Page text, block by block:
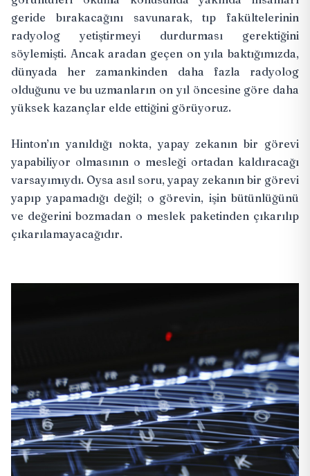
geride bırakacağını savunarak, tıp fakültelerinin
radyolog yetiştirmeyi durdurması gerektiğini
söylemişti. Ancak aradan geçen on yıla baktığımızda,
dünyada her zamankinden daha fazla radyolog
olduğunu ve bu uzmanların on yıl öncesine göre daha
yüksek kazançlar elde ettiğini görüyoruz.
Hinton’ın yanıldığı nokta, yapay zekanın bir görevi
yapabiliyor olmasının o mesleği ortadan kaldıracağı
varsayımıydı. Oysa asıl soru, yapay zekanın bir görevi
yapıp yapamadığı değil; o görevin, işin bütünlüğünü
ve değerini bozmadan o meslek paketinden çıkarılıp
çıkarılamayacağıdır.